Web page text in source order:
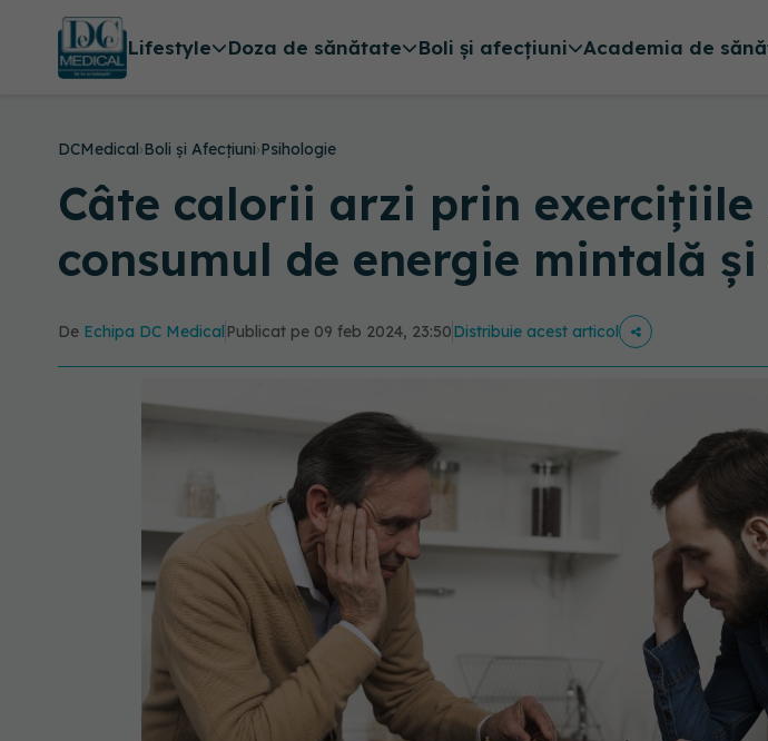
Lifestyle Doza de sănătate Boli și afecțiuni Academia de
DCMedical›Boli și Afecțiuni›Psihologie
Câte calorii arzi prin
consumul de energie mintală
De Echipa DC Medical Publicat pe 09 feb 2024, 23:50Distribuie acest articol